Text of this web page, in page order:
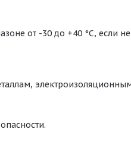
от -30 до +40 °С, если